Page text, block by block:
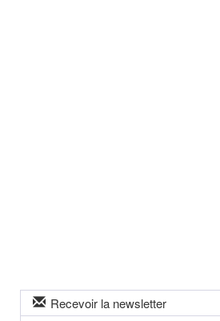
Recevoir la newsletter